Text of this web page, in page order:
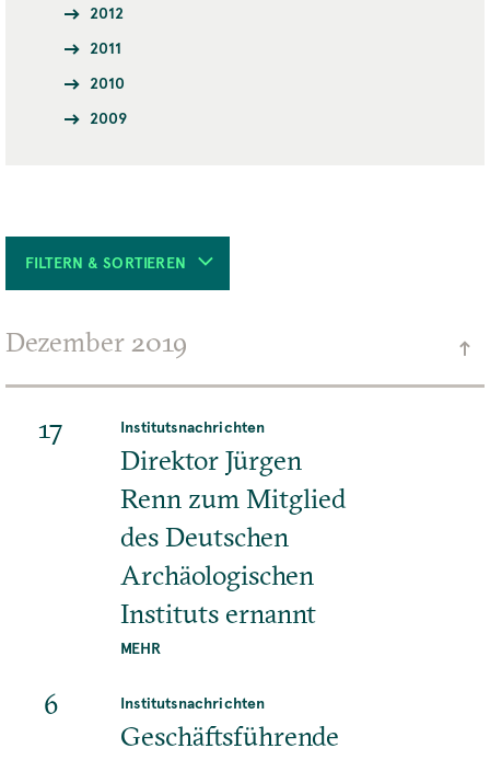
2012
2011
2010
2009
FILTERN & SORTIEREN
- Alle -
- Alle -
Dezember 2019
17 Institutsnachrichten
Direktor Jürgen
Renn zum Mitglied
des Deutschen
Archäologischen
Instituts ernannt
MEHR
6 Institutsnachrichten
Geschäftsführende